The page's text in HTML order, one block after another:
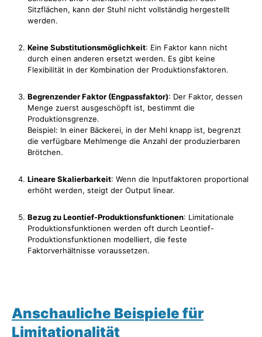
Sitzflächen, kann der Stuhl nicht vollständig hergestellt
werden.
Keine Substitutionsmöglichkeit: Ein Faktor kann nicht
durch einen anderen ersetzt werden. Es gibt keine
Flexibilität in der Kombination der Produktionsfaktoren.
Begrenzender Faktor (Engpassfaktor): Der Faktor, dessen
Menge zuerst ausgeschöpft ist, bestimmt die
Produktionsgrenze.
Beispiel: In einer Bäckerei, in der Mehl knapp ist, begrenzt
die verfügbare Mehlmenge die Anzahl der produzierbaren
Brötchen.
Lineare Skalierbarkeit: Wenn die Inputfaktoren proportional
erhöht werden, steigt der Output linear.
Bezug zu Leontief-Produktionsfunktionen: Limitationale
Produktionsfunktionen werden oft durch Leontief-
Produktionsfunktionen modelliert, die feste
Faktorverhältnisse voraussetzen.
Anschauliche Beispiele für
Limitationalität